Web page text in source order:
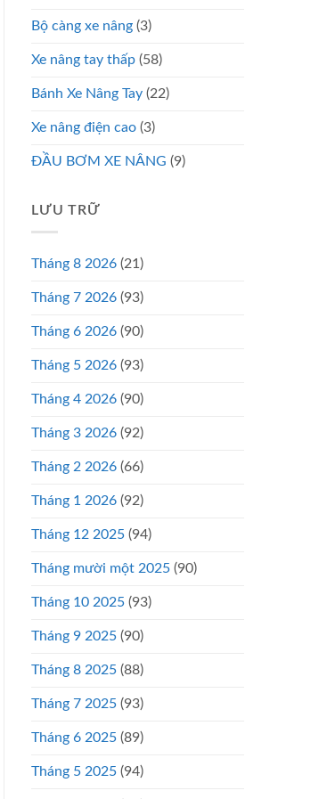
Bộ càng xe nâng (3)
Xe nâng tay thấp (58)
Bánh Xe Nâng Tay (22)
Xe nâng điện cao (3)
ĐẦU BƠM XE NÂNG (9)
LƯU TRỮ
Tháng 8 2026 (21)
Tháng 7 2026 (93)
Tháng 6 2026 (90)
Tháng 5 2026 (93)
Tháng 4 2026 (90)
Tháng 3 2026 (92)
Tháng 2 2026 (66)
Tháng 1 2026 (92)
Tháng 12 2025 (94)
Tháng mười một 2025 (90)
Tháng 10 2025 (93)
Tháng 9 2025 (90)
Tháng 8 2025 (88)
Tháng 7 2025 (93)
Tháng 6 2025 (89)
Tháng 5 2025 (94)